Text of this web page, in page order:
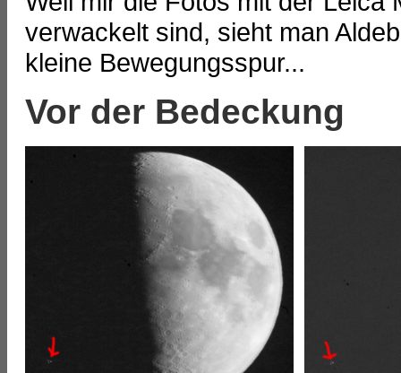
verwackelt sind, sieht man
kleine Bewegungsspur...
Vor der Bedeckung